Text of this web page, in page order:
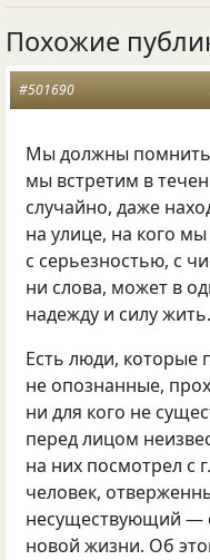
Похожие
#501690
Мы должны помнить,
мы встретим в
случайно, даже
на улице, на кого
с серьезностью, с
ни слова, может в
надежду и силу жить.
Есть люди, которые
не опознанные,
ни для кого не
перед лицом
на них посмотрел с
человек,
несуществующий —
новой жизни. Об